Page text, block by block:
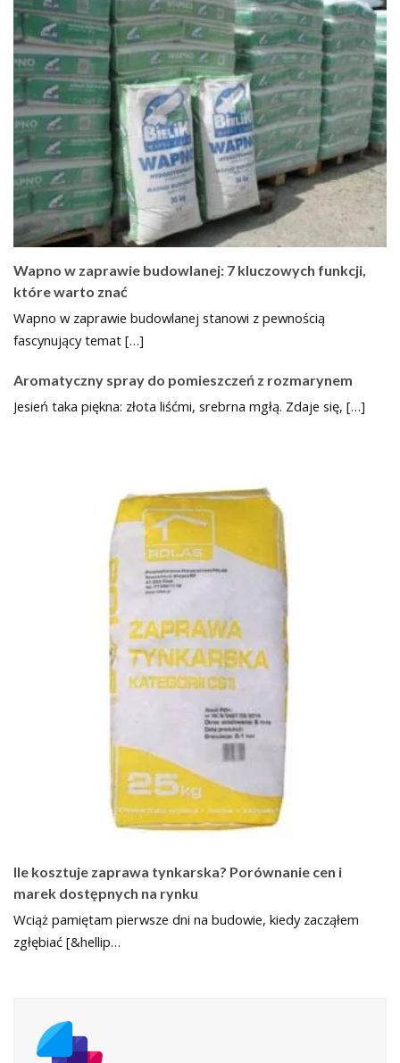
Wapno w zaprawie budowlanej: 7 kluczowych funkcji,
które warto znać
Wapno w zaprawie budowlanej stanowi z pewnością
fascynujący temat […]
Aromatyczny spray do pomieszczeń z rozmarynem
Jesień taka piękna: złota liśćmi, srebrna mgłą. Zdaje się, […]
Ile kosztuje zaprawa tynkarska? Porównanie cen i
marek dostępnych na rynku
Wciąż pamiętam pierwsze dni na budowie, kiedy zacząłem
zgłębiać [&hellip…